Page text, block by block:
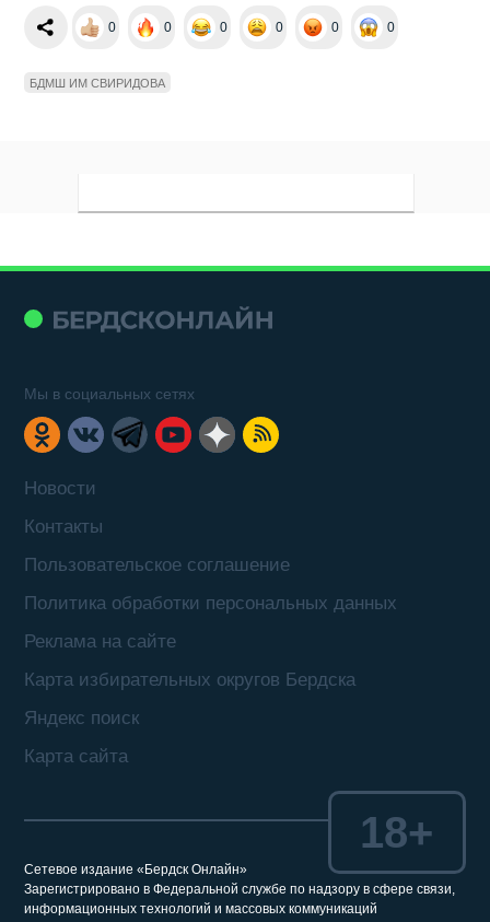
0 0 0 0 0 0
БДМШ ИМ СВИРИДОВА
Новости
Контакты
Пользовательское соглашение
Политика обработки персональных данных
Реклама на сайте
Карта избирательных округов Бердска
Яндекс поиск
Карта сайта
Мы в социальных сетях
Сетевое издание «Бердск Онлайн»
Зарегистрировано в Федеральной службе по надзору в сфере связи,
информационных технологий и массовых коммуникаций
18+